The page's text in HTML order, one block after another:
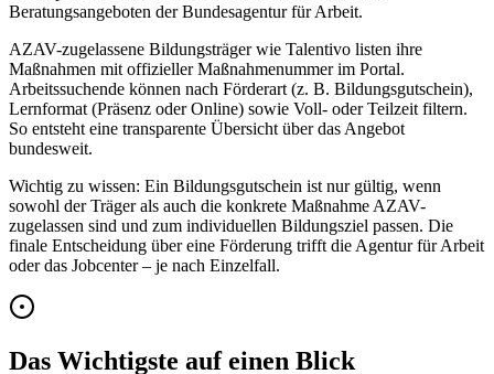
Beratungsangeboten der Bundesagentur für Arbeit.
AZAV-zugelassene Bildungsträger wie Talentivo listen ihre
Maßnahmen mit offizieller Maßnahmenummer im Portal.
Arbeitssuchende können nach Förderart (z. B. Bildungsgutschein),
Lernformat (Präsenz oder Online) sowie Voll- oder Teilzeit filtern.
So entsteht eine transparente Übersicht über das Angebot
bundesweit.
Wichtig zu wissen: Ein Bildungsgutschein ist nur gültig, wenn
sowohl der Träger als auch die konkrete Maßnahme AZAV-
zugelassen sind und zum individuellen Bildungsziel passen. Die
finale Entscheidung über eine Förderung trifft die Agentur für Arbeit
oder das Jobcenter – je nach Einzelfall.
Das Wichtigste auf einen Blick